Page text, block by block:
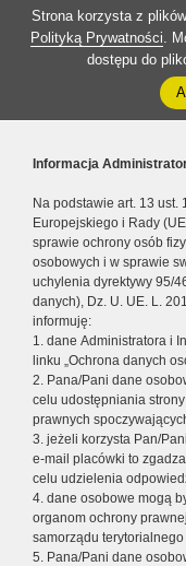
Strona korzysta z
Polityką Prywatności.
dostępu do
Informacja
Na podstawie art. 13 ust.
Europejskiego i Rady
sprawie ochrony osób
osobowych i w sprawie
uchylenia dyrektywy 95/
danych), Dz. U. UE. L.
informuję:
1. dane Administratora i
linku „Ochrona danych
2. Pana/Pani dane
celu udostępniania
prawnych
3. jeżeli korzysta Pan/
e-mail placówki to
celu udzielenia
4. dane osobowe mogą
organom ochrony
samorządu
5. Pana/Pani dane